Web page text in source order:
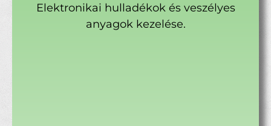
Elektronikai hulladékok és veszélyes
anyagok kezelése.